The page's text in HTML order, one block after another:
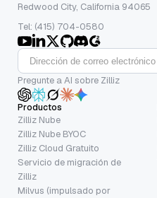
Redwood City, California 94065
Tel: (415) 704-0580
Pregunte a AI sobre Zilliz
Productos
Zilliz Nube
Zilliz Nube BYOC
Zilliz Cloud Gratuito
Servicio de migración de
Zilliz
Milvus (impulsado por